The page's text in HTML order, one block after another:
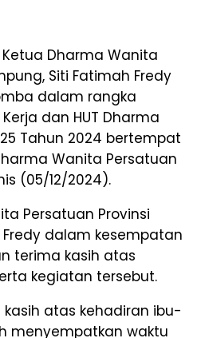
Dharma Wanita
Siti Fatimah Fredy
dalam rangka
dan HUT Dharma
Tahun 2024 bertempat
Wanita Persatuan
(05/12/2024).
Persatuan Provinsi
dalam kesempatan
terima kasih atas
kegiatan tersebut.
atas kehadiran ibu-
menyempatkan waktu